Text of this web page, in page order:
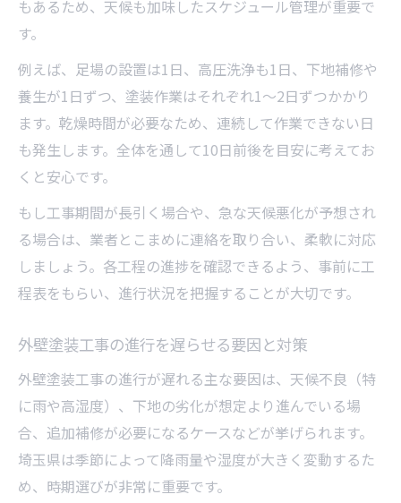
もあるため、天候も加味したスケジュール管理が重要で
す。
例えば、足場の設置は1日、高圧洗浄も1日、下地補修や
養生が1日ずつ、塗装作業はそれぞれ1～2日ずつかかり
ます。乾燥時間が必要なため、連続して作業できない日
も発生します。全体を通して10日前後を目安に考えてお
くと安心です。
もし工事期間が長引く場合や、急な天候悪化が予想され
る場合は、業者とこまめに連絡を取り合い、柔軟に対応
しましょう。各工程の進捗を確認できるよう、事前に工
程表をもらい、進行状況を把握することが大切です。
外壁塗装工事の進行を遅らせる要因と対策
外壁塗装工事の進行が遅れる主な要因は、天候不良（特
に雨や高湿度）、下地の劣化が想定より進んでいる場
合、追加補修が必要になるケースなどが挙げられます。
埼玉県は季節によって降雨量や湿度が大きく変動するた
め、時期選びが非常に重要です。